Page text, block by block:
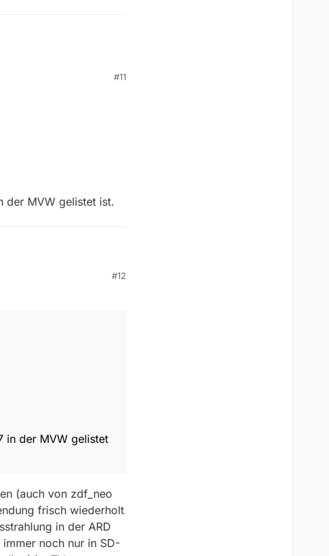
#11
der MVW gelistet ist.
gelistet ist.
#12
in der MVW gelistet
(auch von zdf_neo
frisch wiederholt
in der ARD
noch nur in SD-